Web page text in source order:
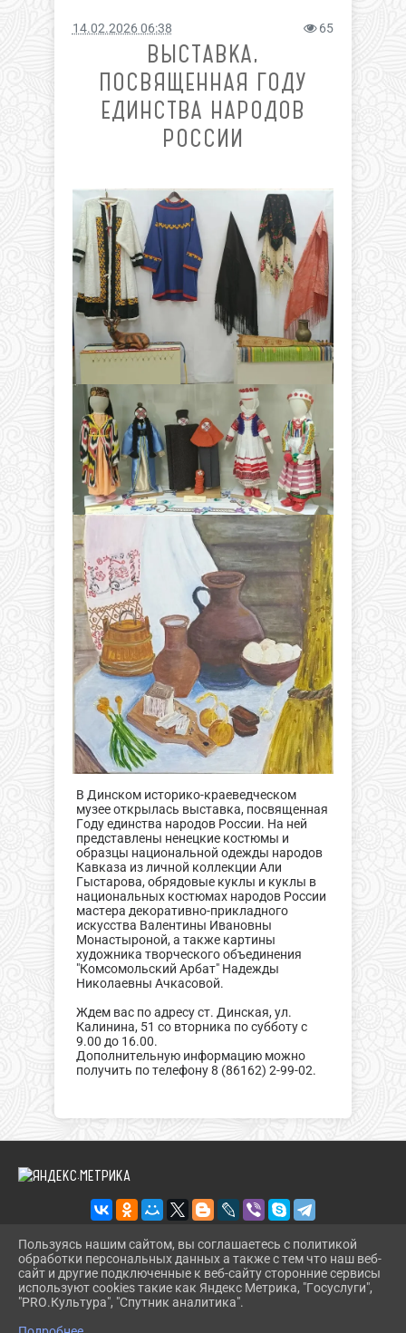
14.02.2026 06:38 65
ВЫСТАВКА,
ПОСВЯЩЕННАЯ ГОДУ
ЕДИНСТВА НАРОДОВ
РОССИИ
В Динском историко-краеведческом
музее открылась выставка, посвященная
Году единства народов России. На ней
представлены ненецкие костюмы и
образцы национальной одежды народов
Кавказа из личной коллекции Али
Гыстарова, обрядовые куклы и куклы в
национальных костюмах народов России
мастера декоративно-прикладного
искусства Валентины Ивановны
Монастыроной, а также картины
художника творческого объединения
"Комсомольский Арбат" Надежды
Николаевны Ачкасовой.
Ждем вас по адресу ст. Динская, ул.
Калинина, 51 со вторника по субботу с
9.00 до 16.00.
Дополнительную информацию можно
получить по телефону 8 (86162) 2-99-02.
2026 Г. IKM-DINSKOI.RU
ВХОД
КАРТА САЙТА
Пользуясь нашим сайтом, вы соглашаетесь с политикой
обработки персональных данных а также с тем что наш веб-
сайт и другие подключенные к веб-сайту сторонние сервисы
используют cookies такие как Яндекс Метрика, "Госуслуги",
"PRO.Культура", "Спутник аналитика".